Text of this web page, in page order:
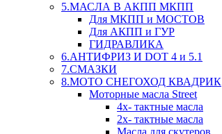
5.МАСЛА В АКПП МКПП
Для МКПП и МОСТОВ
Для АКПП и ГУР
ГИДРАВЛИКА
6.АНТИФРИЗ И DOT 4 и 5.1
7.СМАЗКИ
8.МОТО СНЕГОХОД КВАДРИК
Моторные масла Street
4х- тактные масла
2х- тактные масла
Масла для скутеров